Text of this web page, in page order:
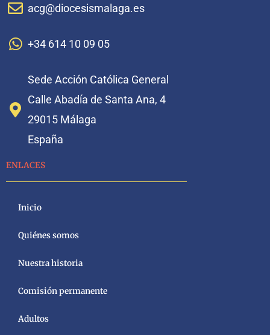
acg@diocesismalaga.es
+34 614 10 09 05
Sede Acción Católica General
Calle Abadía de Santa Ana, 4
29015 Málaga
España
ENLACES
Inicio
Quiénes somos
Nuestra historia
Comisión permanente
Adultos